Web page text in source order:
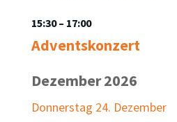
15:30– 17:00
Adventskonzert
Dezember 2026
Donnerstag 24. Dezember